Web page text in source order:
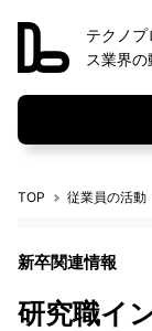
テクノ
ス業界の
TOP 従業員の活動
新卒関連情報
研究職イ